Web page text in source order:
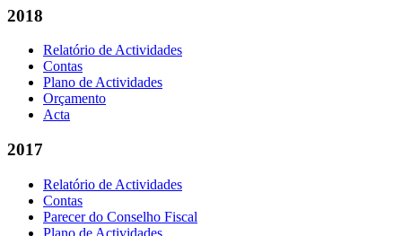
2018
Relatório de Actividades
Contas
Plano de Actividades
Orçamento
Acta
2017
Relatório de Actividades
Contas
Parecer do Conselho Fiscal
Plano de Actividades